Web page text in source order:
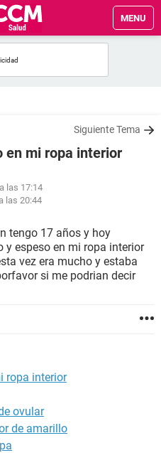
MENU
Siguiente Tema
en mi ropa interior
las 17:14
las 20:44
tengo 17 años y hoy
y espeso en mi ropa interior
vez era mucho y estaba
si me podrian decir
ropa interior
ovular
de amarillo